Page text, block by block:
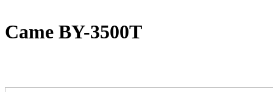
Came BY-3500T